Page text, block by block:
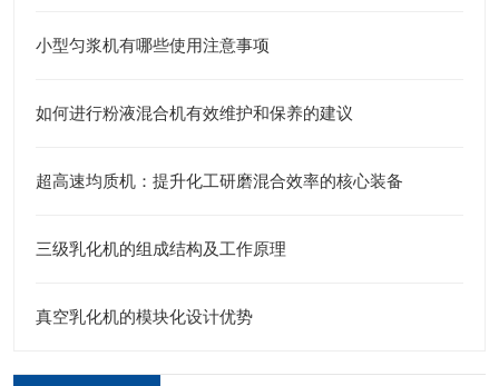
小型匀浆机有哪些使用注意事项
如何进行粉液混合机有效维护和保养的建议
超高速均质机：提升化工研磨混合效率的核心装备
三级乳化机的组成结构及工作原理
真空乳化机的模块化设计优势